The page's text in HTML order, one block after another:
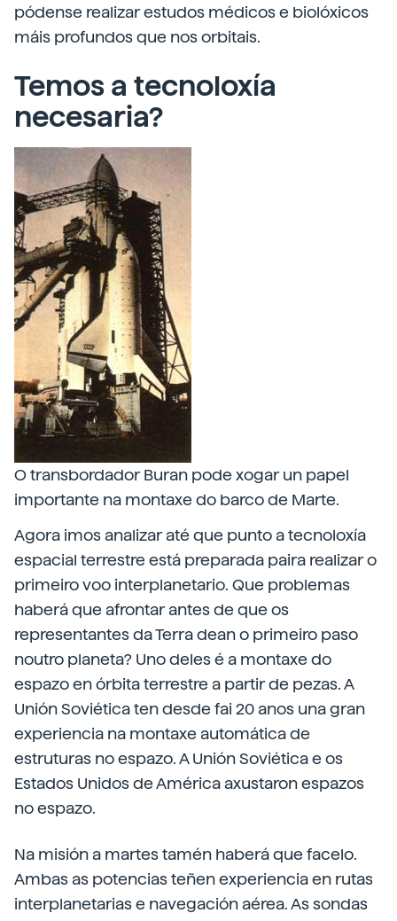
pódense realizar estudos médicos e biolóxicos
máis profundos que nos orbitais.
Temos a tecnoloxía
necesaria?
O transbordador Buran pode xogar un papel
importante na montaxe do barco de Marte.
Agora imos analizar até que punto a tecnoloxía
espacial terrestre está preparada paira realizar o
primeiro voo interplanetario. Que problemas
haberá que afrontar antes de que os
representantes da Terra dean o primeiro paso
noutro planeta? Uno deles é a montaxe do
espazo en órbita terrestre a partir de pezas. A
Unión Soviética ten desde fai 20 anos una gran
experiencia na montaxe automática de
estruturas no espazo. A Unión Soviética e os
Estados Unidos de América axustaron espazos
no espazo.
Na misión a martes tamén haberá que facelo.
Ambas as potencias teñen experiencia en rutas
interplanetarias e navegación aérea. As sondas